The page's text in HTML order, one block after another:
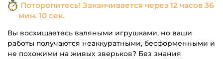
Поторопитесь! Заканчивается через 12 часов 36
мин. 10 сек.
Вы восхищаетесь валяными игрушками, но ваши
работы получаются неаккуратными, бесформенными и
не похожими на живых зверьков? Без знания